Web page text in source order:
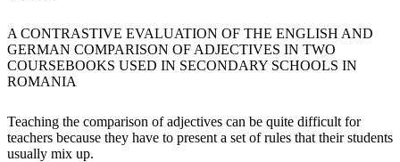
A CONTRASTIVE EVALUATION OF THE ENGLISH AND
GERMAN COMPARISON OF ADJECTIVES IN TWO
COURSEBOOKS USED IN SECONDARY SCHOOLS IN
ROMANIA
Teaching the comparison of adjectives can be quite difficult for
teachers because they have to present a set of rules that their students
usually mix up.